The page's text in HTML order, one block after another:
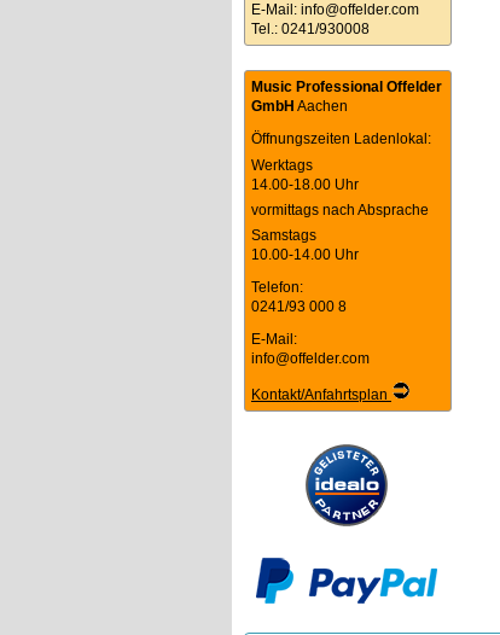
E-Mail: info@offelder.com
Tel.: 0241/930008
Music Professional Offelder
GmbH Aachen
Öffnungszeiten Ladenlokal:
Werktags
14.00-18.00 Uhr
vormittags nach Absprache
Samstags
10.00-14.00 Uhr
Telefon:
0241/93 000 8
E-Mail:
info@offelder.com
Kontakt/Anfahrtsplan